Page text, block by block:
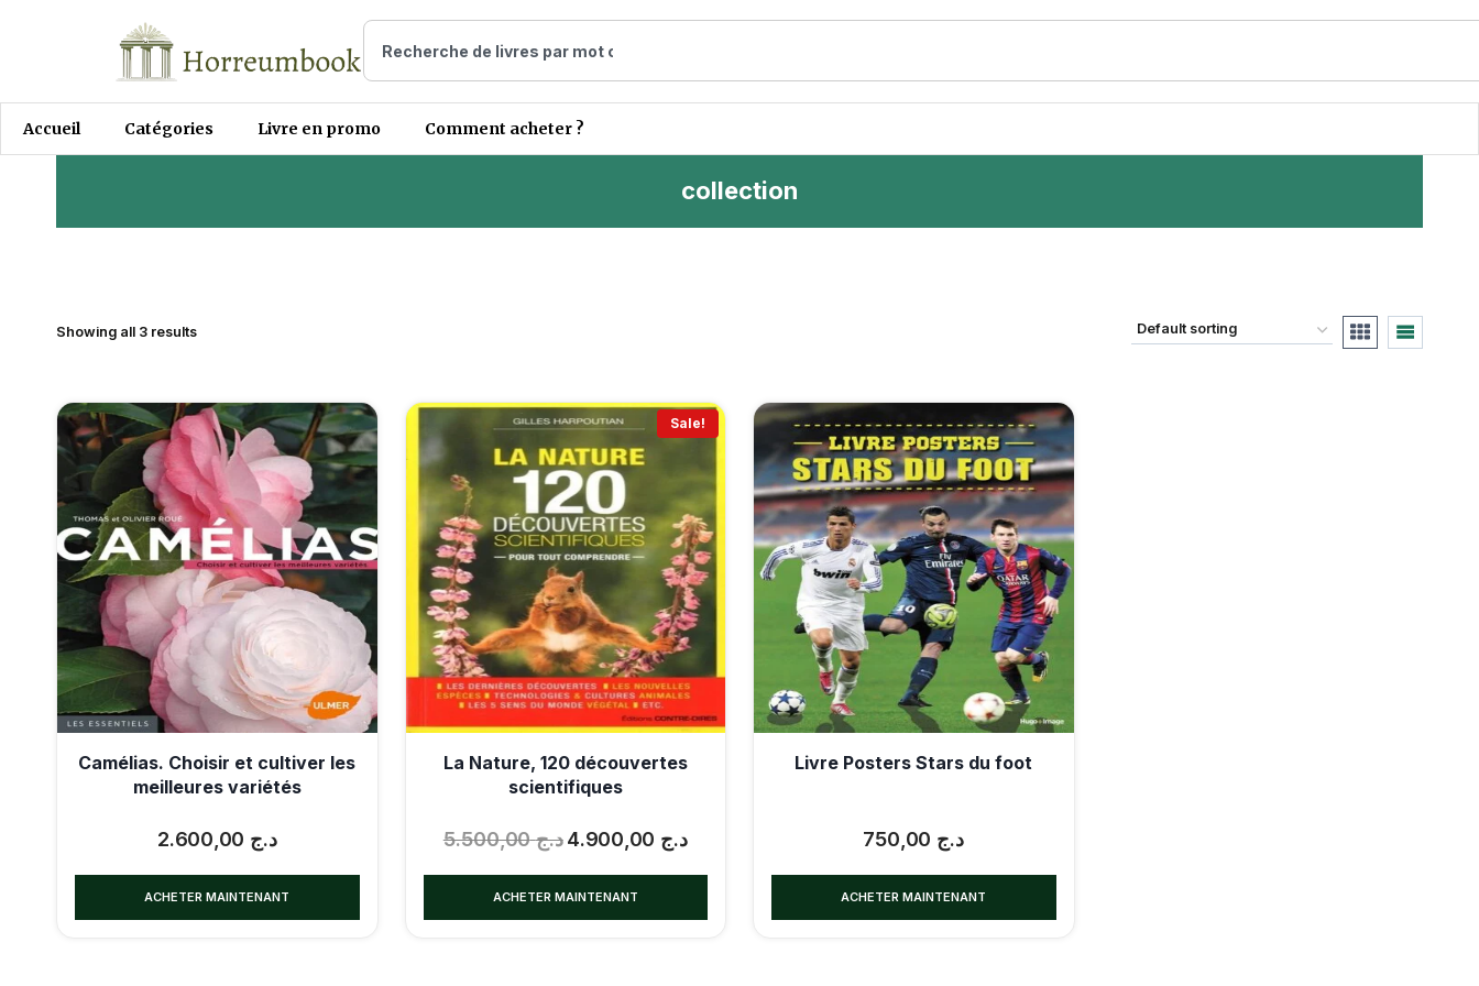
Accueil Catégories Livre en promo Comment acheter ?
collection
Showing all 3 results
Camélias. Choisir et cultiver les
meilleures variétés
د.ج
ACHETER MAINTENANT
Sale!
La Nature, 120 découvertes
scientifiques
د.ج5.500,00 د.ج
ACHETER MAINTENANT
Livre Posters Stars du foot
د.ج
ACHETER MAINTENANT